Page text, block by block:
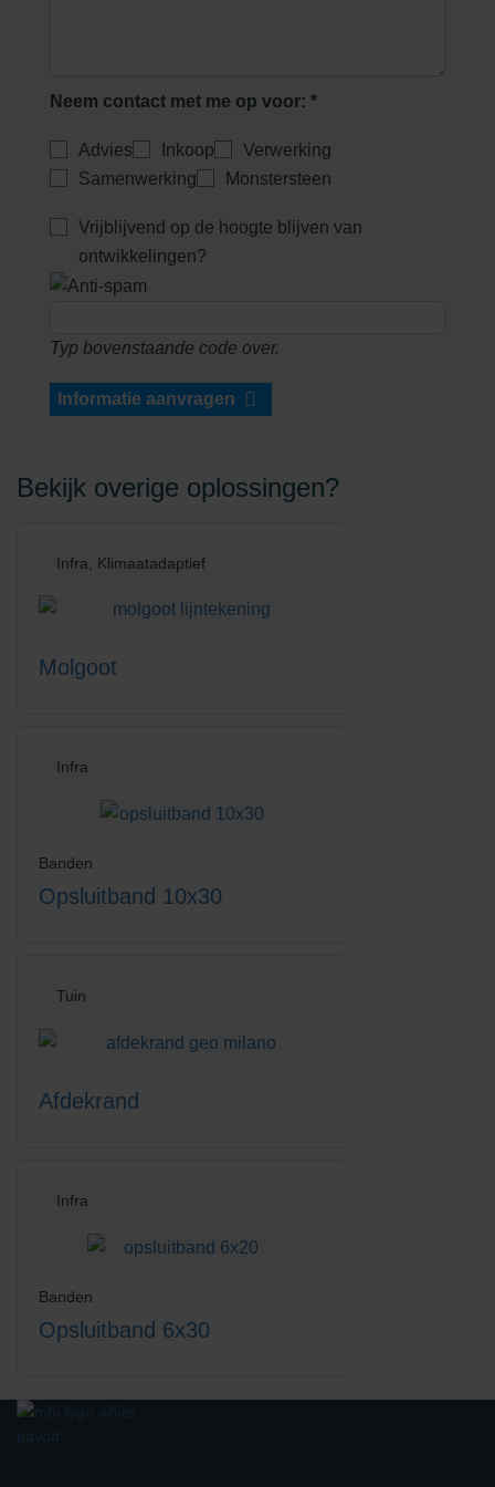
Neem contact met me op voor: *
Advies Inkoop
Verwerking
Samenwerking
Monstersteen
Vrijblijvend op de hoogte blijven van
ontwikkelingen?
Typ bovenstaande code over.
Informatie aanvragen
Bekijk overige oplossingen?
Infra, Klimaatadaptief
Molgoot
Infra
Banden
Opsluitband 10x30
Tuin
Afdekrand
Infra
Banden
Opsluitband 6x30